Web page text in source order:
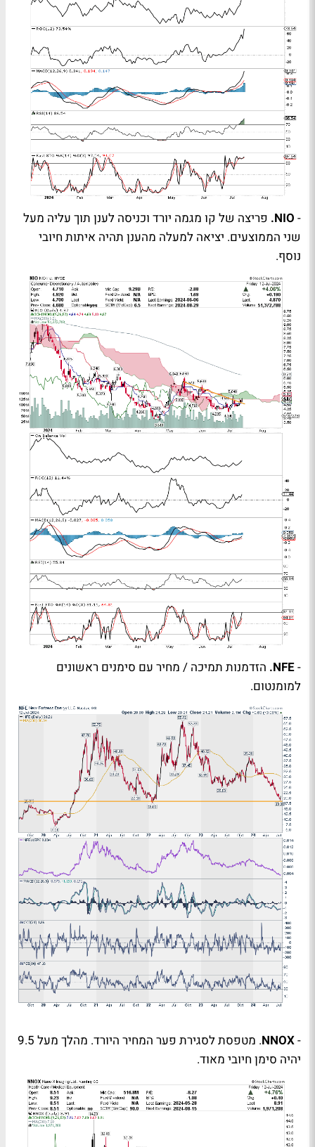
-
NIO
. פריצה של קו מגמה יורד וכניסה לענן תוך עליה מעל
שני הממוצעים. יציאה למעלה מהענן תהיה איתות חיובי
נוסף.
-
NFE
. הזדמנות תמיכה / מחיר עם סימנים ראשונים
למומנטום.
-
NNOX
. מטפסת לסגירת פער המחיר היורד. מהלך מעל 9.5
יהיה סימן חיובי מאוד.